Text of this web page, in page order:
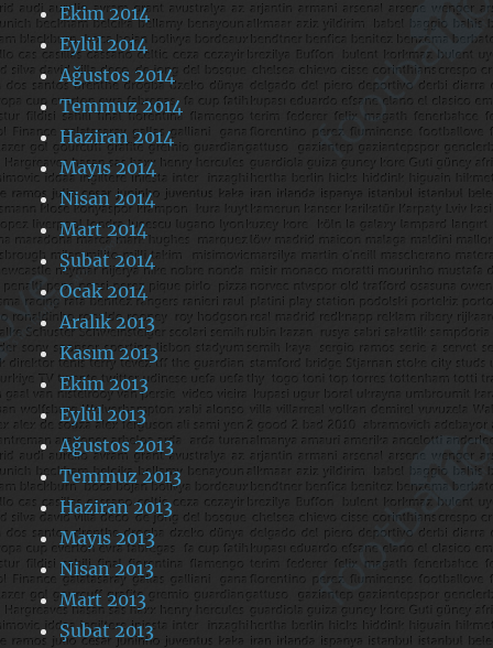
Ekim 2014
Eylül 2014
Ağustos 2014
Temmuz 2014
Haziran 2014
Mayıs 2014
Nisan 2014
Mart 2014
Şubat 2014
Ocak 2014
Aralık 2013
Kasım 2013
Ekim 2013
Eylül 2013
Ağustos 2013
Temmuz 2013
Haziran 2013
Mayıs 2013
Nisan 2013
Mart 2013
Şubat 2013